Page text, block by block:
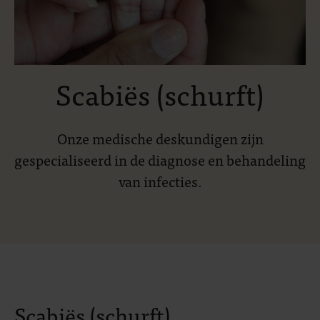
Scabiës (schurft)
Onze medische deskundigen zijn
gespecialiseerd in de diagnose en behandeling
van infecties.